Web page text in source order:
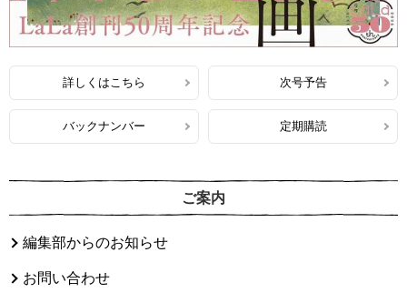
詳しくはこちら 次号予告
バックナンバー 定期購読
ご案内
編集部からのお知らせ
お問い合わせ